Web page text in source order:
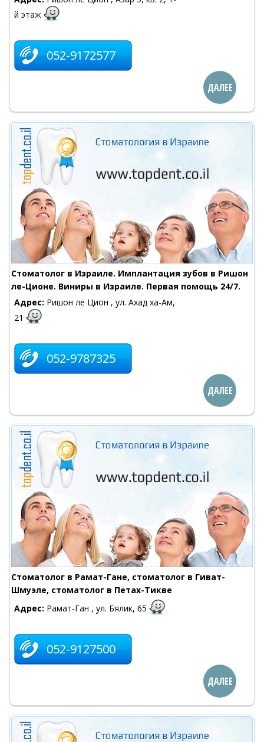
й этаж
052-9172577
ДАЛЕЕ
Стоматолог в Израиле. Имплантация зубов в Ришон
ле-Ционе. Виниры в Израиле. Первая помощь 24/7.
Адрес: Ришон ле Цион , ул. Ахад ха-Ам,
21
052-9787325
ДАЛЕЕ
Стоматолог в Рамат-Гане, стоматолог в Гиват-
Шмуэле, стоматолог в Петах-Тикве
Адрес: Рамат-Ган , ул. Бялик, 65
052-9127500
ДАЛЕЕ